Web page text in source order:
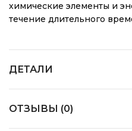
химические элементы и
течение длительного
ДЕТАЛИ
ОТЗЫВЫ (0)